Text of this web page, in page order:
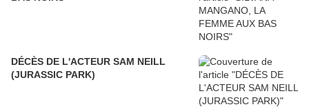
DÉCÈS DE L'ACTEUR SAM NEILL
(JURASSIC PARK)